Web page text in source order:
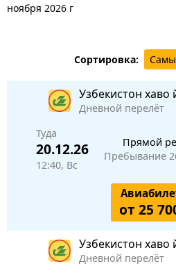
ноября 2026 г
Сортировка:
Узбекистон хаво
Дневной перелёт
Туда
20.12.26
12:40, Вс
Прямой
Пребывание
от 25
Узбекистон хаво
Дневной перелёт